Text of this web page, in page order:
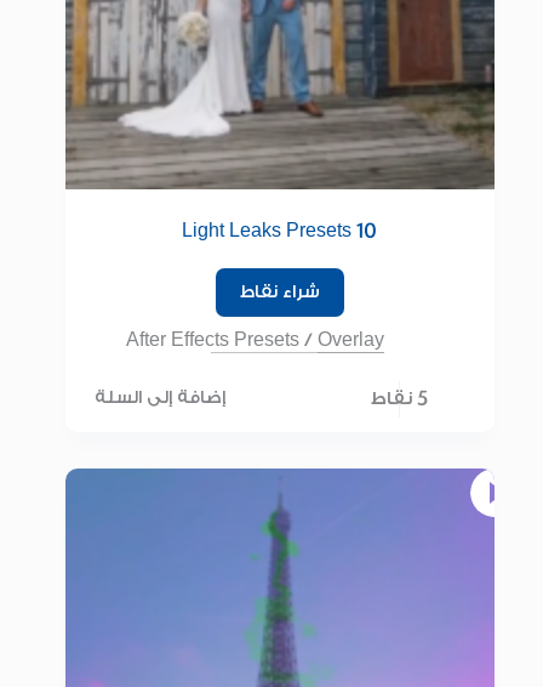
10 Light Leaks Presets
شراء نقاط
After Effects Presets /Overlay
5 نقاط إضافة إلى السلة